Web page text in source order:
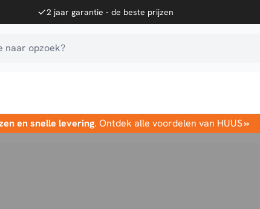
2 jaar garantie - de beste prijzen
naar opzoek?
en snelle levering. Ontdek alle voordelen van HUUS»